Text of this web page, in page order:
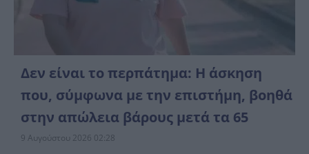
Δεν είναι το περπάτημα: Η άσκηση
που, σύμφωνα με την επιστήμη, βοηθά
στην απώλεια βάρους μετά τα 65
9 Αυγούστου 2026 02:28